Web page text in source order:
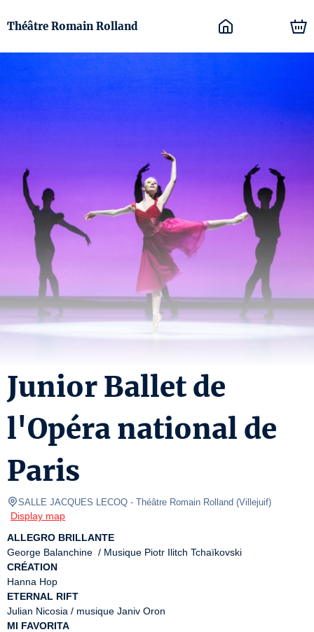
Théâtre Romain Rolland
Junior Ballet de
l'Opéra national de
Paris
SALLE JACQUES LECOQ - Théâtre Romain Rolland (Villejuif)
Display map
ALLEGRO BRILLANTE
CRÉATION
ETERNAL RIFT
MI FAVORITA